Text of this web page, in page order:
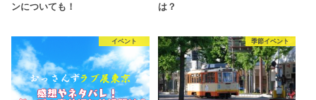
ンについても！
は？
イベント 季節イベント